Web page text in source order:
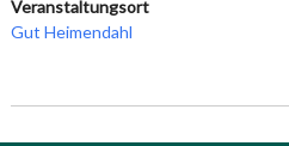
Veranstaltungsort
Gut Heimendahl